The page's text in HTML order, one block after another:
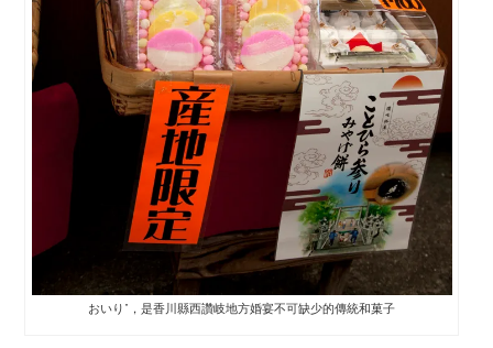
おいり”，是香川縣西讚岐地方婚宴不可缺少的傳統和菓子